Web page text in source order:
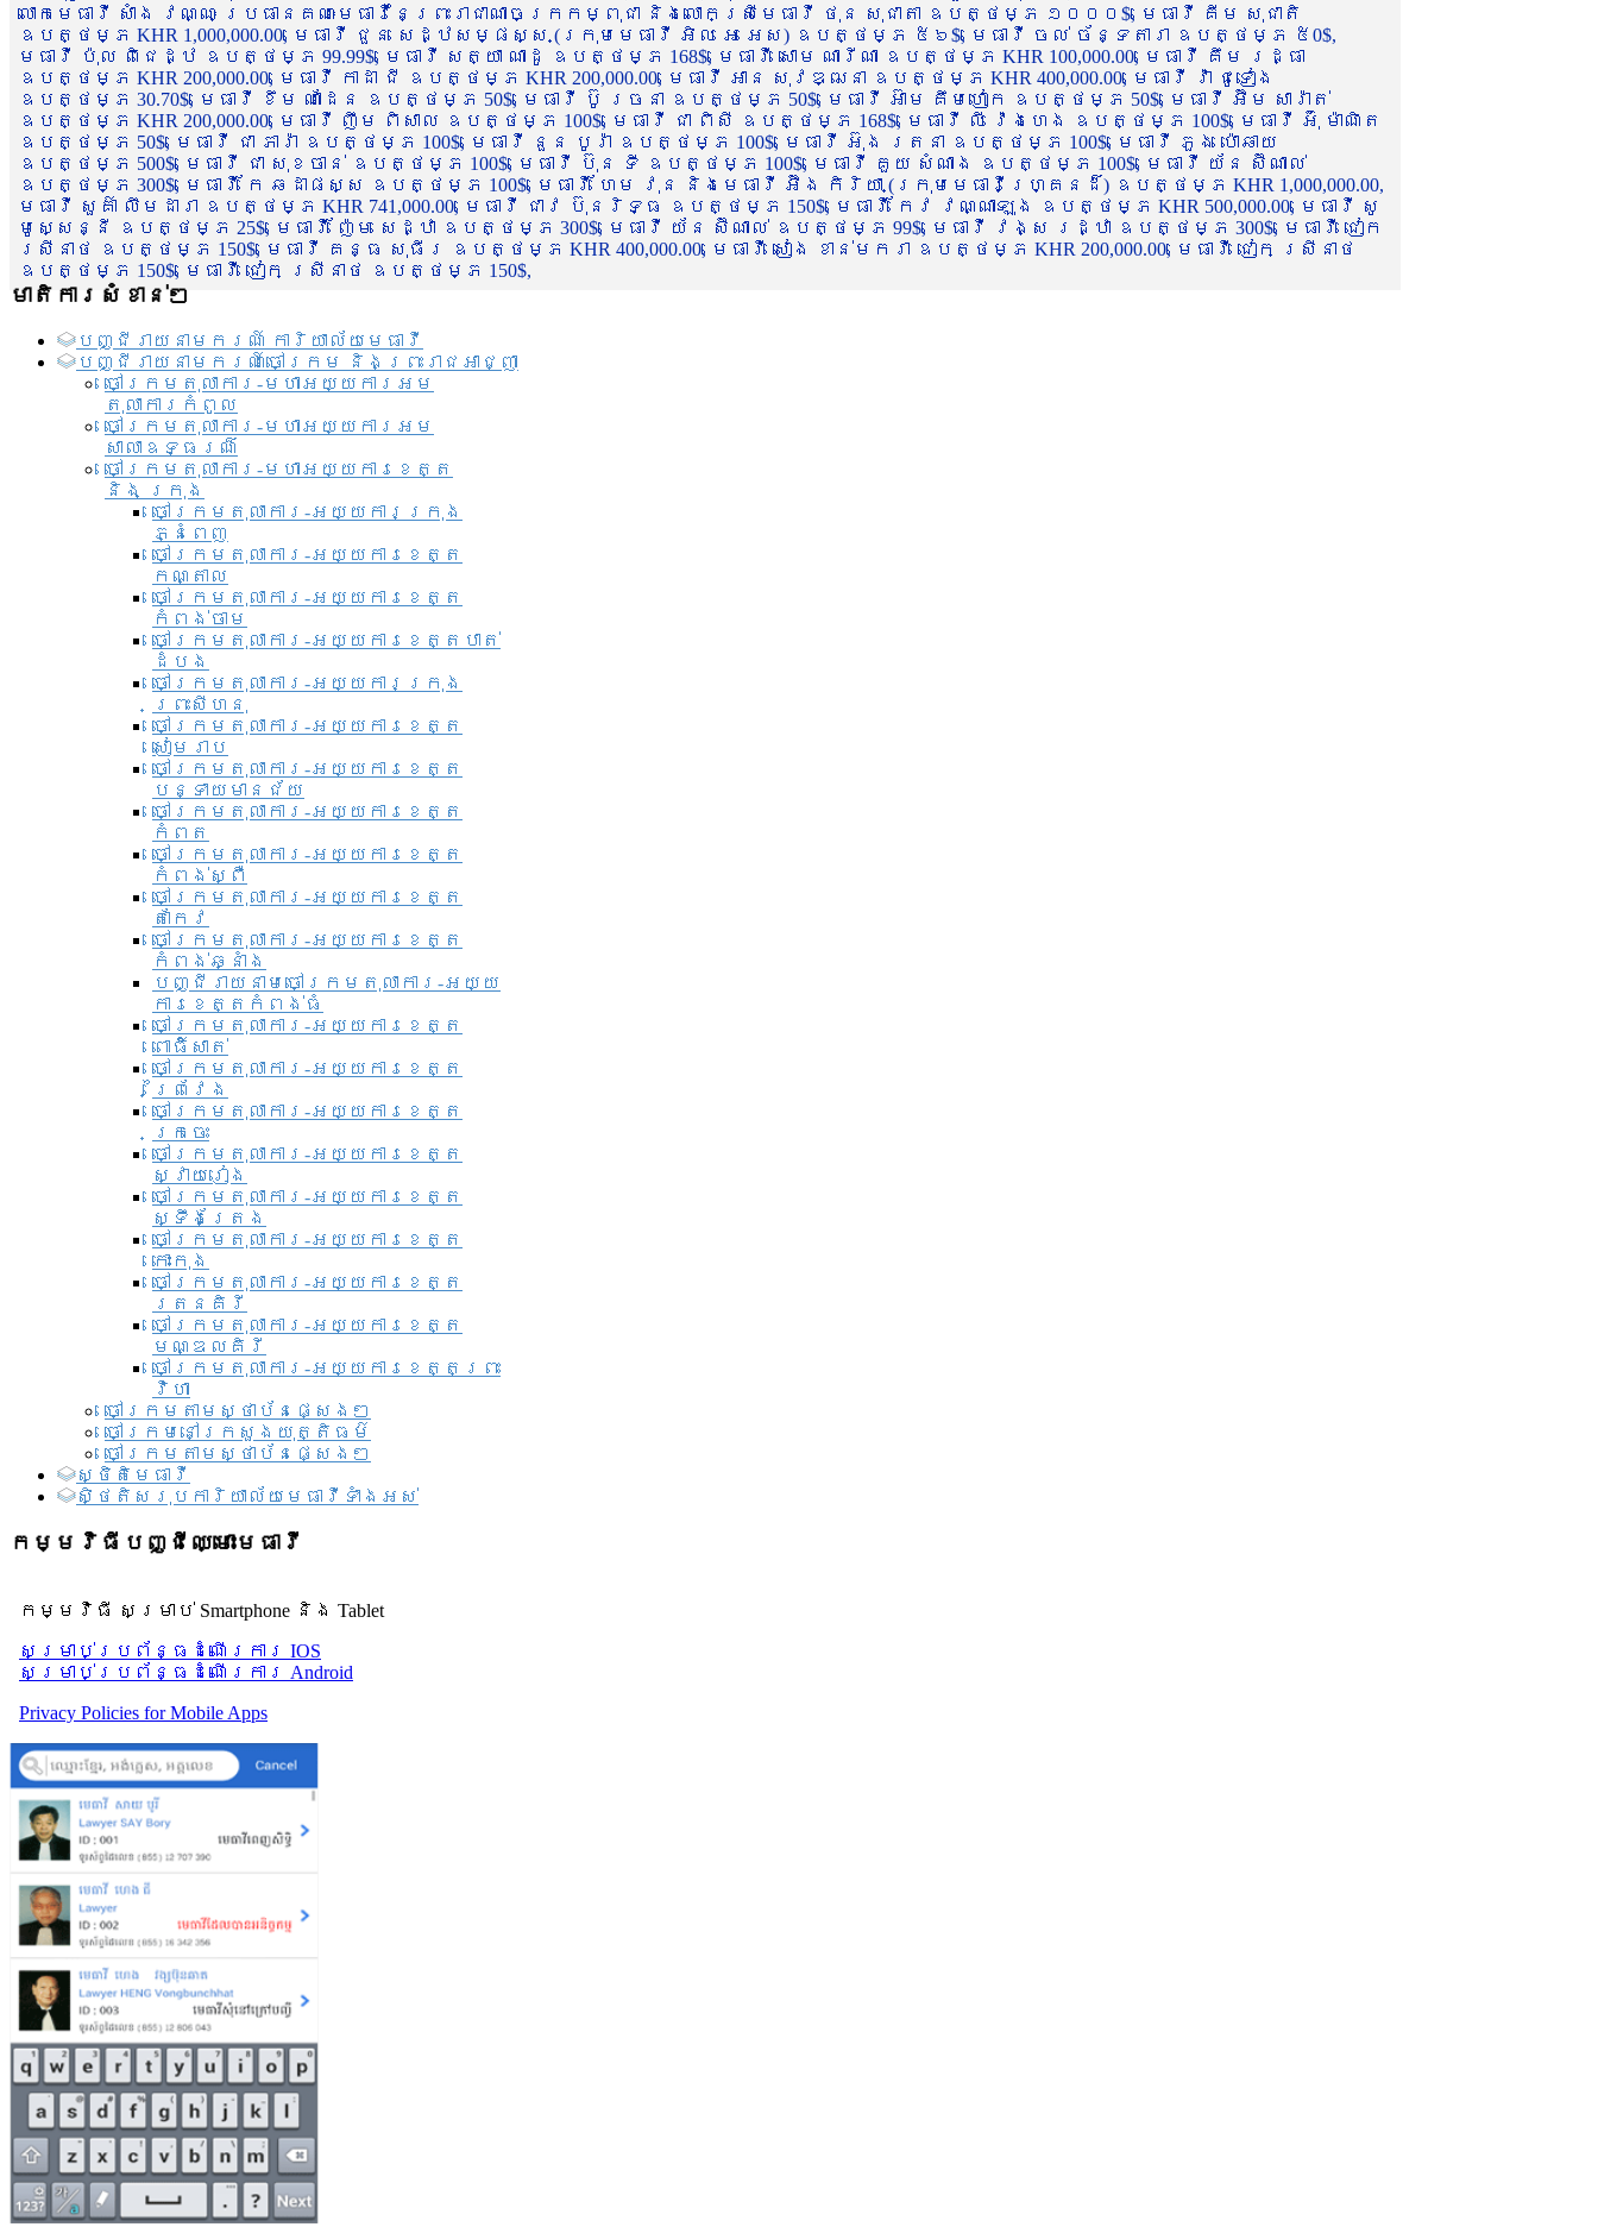
លោកមេធាវី សាំង វណ្ណៈ ប្រធានគណៈមេធាវីនៃព្រះរាជាណាចក្រកម្ពុជា និងលោកស្រីមេធាវី ថុន សុជាតា ឧបត្ថម្ភ ១០០០$, មេធាវី គីម សុជាតិ
ឧបត្ថម្ភ KHR 1,000,000.00, មេធាវី ជួន សេដ្ឋសម្ផស្ស (ក្រុមមេធាវី អិល អេ អេស) ឧបត្ថម្ភ ៥៦$, មេធាវី ចល់ ច័ន្ទតារា ឧបត្ថម្ភ ៥0$,
មេធាវី ប៉ុល ពិជេដ្ឋ ឧបត្ថម្ភ 99.99$, មេធាវី សត្យា ណាដូ ឧបត្ថម្ភ 168$, មេធាវី សោម ណារីណា ឧបត្ថម្ភ KHR 100,000.00, មេធាវី គឹម រដ្ធា
ឧបត្ថម្ភ KHR 200,000.00, មេធាវី កាដា ជី ឧបត្ថម្ភ KHR 200,000.00, មេធាវី អាន សុវឌ្ឍនា ឧបត្ថម្ភ KHR 400,000.00, មេធាវី វ៉ា ជូទៀង
ឧបត្ថម្ភ 30.70$, មេធាវី ខឹម ណាដែន ឧបត្ថម្ភ 50$, មេធាវី ប៊ូ រចនា ឧបត្ថម្ភ 50$, មេធាវី អ៊ាម គឹមហៀក ឧបត្ថម្ភ 50$, មេធាវី អ៊ឹម សារ៉ាត់
ឧបត្ថម្ភ KHR 200,000.00, មេធាវី ញឹម ពិសាល ឧបត្ថម្ភ 100$, មេធាវី ជា ពិសី ឧបត្ថម្ភ 168$, មេធាវី លី វ៉េងហេង ឧបត្ថម្ភ 100$, មេធាវី អ៊ុំ ម៉ាណិត
ឧបត្ថម្ភ 50$, មេធាវី ជា ភារ៉ា ឧបត្ថម្ភ 100$, មេធាវី នួន បូរ៉ា ឧបត្ថម្ភ 100$, មេធាវី អ៊ុង រតនា ឧបត្ថម្ភ 100$, មេធាវី ភួង ប៉ោឆាយ
ឧបត្ថម្ភ 500$, មេធាវី ជា សុខចាន់ ឧបត្ថម្ភ 100$, មេធាវី ប៊ុន ទី ឧបត្ថម្ភ 100$, មេធាវី គួយ សំណាង ឧបត្ថម្ភ 100$, មេធាវី យ័ន ស៊ីណាល់
ឧបត្ថម្ភ 300$, មេធាវី កែ ឆដាផស្ស ឧបត្ថម្ភ 100$, មេធាវី ហែម វុន និងមេធាវី អ៊ឹង កិរិយា (ក្រុមមេធាវីហ្គ្រេនដ៏) ឧបត្ថម្ភ KHR 1,000,000.00,
មេធាវី សួគ៌ា លឹមដារា ឧបត្ថម្ភ KHR 741,000.00, មេធាវី ជាវ ប៊ុនរិទ្ធ ឧបត្ថម្ភ 150$, មេធាវី កែវ វណ្ណាឡុង ឧបត្ថម្ភ KHR 500,000.00, មេធាវី សូ
មូសេ្សន្នី ឧបត្ថម្ភ 25$, មេធាវី ញ៉ែម សេដ្ឋា ឧបត្ថម្ភ 300$, មេធាវី យ័ន ស៊ីណាល់ ឧបត្ថម្ភ 99$, មេធាវី វង្ស រដ្ឋា ឧបត្ថម្ភ 300$, មេធាវី ជៀក
ស្រីនាថ ឧបត្ថម្ភ 150$, មេធាវី គន្ធ សុធីរ ឧបត្ថម្ភ KHR 400,000.00, មេធាវី សៀង ខាន់មករា ឧបត្ថម្ភ KHR 200,000.00, មេធាវី ជៀក ស្រីនាថ
ឧបត្ថម្ភ 150$, មេធាវី ជៀក ស្រីនាថ ឧបត្ថម្ភ 150$,
មាតិការសំខាន់ៗ
បញ្ជី​រាយ​នាមករណ៍ ការិយាល័យ​មេធាវី​
បញ្ជី​រាយ​នាមករណ៍​ចៅក្រម និងព្រះរាជអាជ្ញា
ចៅក្រមតុលាការ-មហាអយ្យការអម
តុលាការកំពូល
ចៅក្រមតុលាការ-មហាអយ្យការអម
សាលាឧទ្ធរណ៏
ចៅក្រមតុលាការ-មហាអយ្យការខេត្ត
និង ក្រុង
ចៅក្រមតុលាការ-អយ្យការក្រុង
ភ្នំពេញ
ចៅក្រមតុលាការ-អយ្យការខេត្ត
កណ្តាល
ចៅក្រមតុលាការ-អយ្យការខេត្ត
កំពង់ចាម
ចៅក្រមតុលាការ-អយ្យការខេត្តបាត់
ដំបង
ចៅក្រមតុលាការ-អយ្យការ​ក្រុង
ព្រះសីហនុ
ចៅក្រមតុលាការ-អយ្យការខេត្ត
សៀមរាប
ចៅក្រមតុលាការ-អយ្យការខេត្ត
បន្ទាយមានជ័យ
ចៅក្រមតុលាការ-អយ្យការខេត្ត
កំពត
ចៅក្រមតុលាការ-អយ្យការខេត្ត
កំពង់ស្ពឺ
ចៅក្រមតុលាការ-អយ្យការខេត្ត
តាកែវ
ចៅក្រមតុលាការ-អយ្យការខេត្ត
កំពង់ឆ្នាំង
បញ្ជីរាយនាមចៅក្រមតុលាការ-អយ្យ
ការខេត្តកំពង់ធំ
ចៅក្រមតុលាការ-អយ្យការខេត្ត
ពោធិ៍សាត់
ចៅក្រមតុលាការ-អយ្យការខេត្ត
ព្រៃវែង
ចៅក្រមតុលាការ-អយ្យការខេត្ត
ក្រចេះ
ចៅក្រមតុលាការ-អយ្យការខេត្ត
ស្វាយរៀង
ចៅក្រមតុលាការ-អយ្យការខេត្ត
ស្ទឹងត្រែង
ចៅក្រមតុលាការ-អយ្យការខេត្ត
កោះកុង
ចៅក្រមតុលាការ-អយ្យការខេត្ត
រតនគិរី
ចៅក្រមតុលាការ-អយ្យការខេត្ត
មណ្ឌលគិរី
ចៅក្រមតុលាការ-អយ្យការខេត្តព្រះ
វិហា
ចៅក្រមតាមស្ថាប័នផ្សេងៗ
ចៅក្រមនៅក្រសួងយុត្តិធម៌
ចៅក្រមតាមស្ថាប័នផ្សេងៗ
ស្ថិតិមេធាវី
សិ្ថតិសរុបការិយាល័យមេធាវីទាំងអស់​
កម្មវិធីបញ្ជីឈ្មោះមេធាវី
កម្មវិធី សម្រាប់ Smartphone និង Tablet
សម្រាប់​ប្រព័ន្ធដំណើរការ IOS
សម្រាប់​ប្រព័ន្ធដំណើរការ Android
Privacy Policies for Mobile Apps